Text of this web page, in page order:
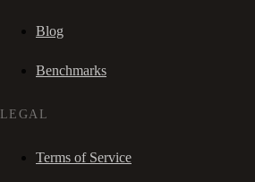
Blog
Benchmarks
LEGAL
Terms of Service